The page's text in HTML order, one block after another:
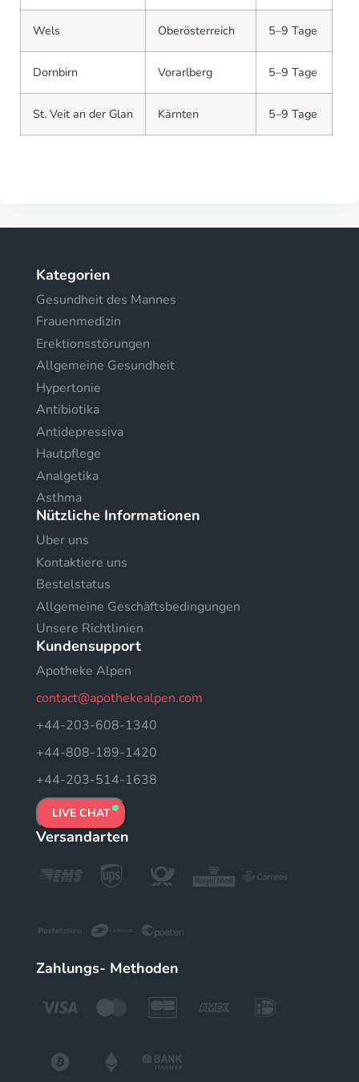
Wels Oberösterreich 5–9 Tage
Dornbirn Vorarlberg 5–9 Tage
St. Veit an der Glan Kärnten 5–9 Tage
Kategorien
Gesundheit des Mannes
Frauenmedizin
Erektionsstörungen
Allgemeine Gesundheit
Hypertonie
Antibiotika
Antidepressiva
Hautpflege
Analgetika
Asthma
Nützliche Informationen
Uber uns
Kontaktiere uns
Bestelstatus
Allgemeine Geschäftsbedingungen
Unsere Richtlinien
Kundensupport
Apotheke Alpen
contact@apothekealpen.com
+44-203-608-1340
+44-808-189-1420
+44-203-514-1638
LIVE CHAT
Versandarten
Zahlungs- Methoden